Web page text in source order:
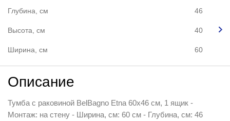
Глубина, см 46
Высота, см 40
Ширина, см 60
Описание
Тумба с раковиной BelBagno Etna 60x46 см, 1 ящик -
Монтаж: на стену - Ширина, см: 60 см - Глубина, см: 46